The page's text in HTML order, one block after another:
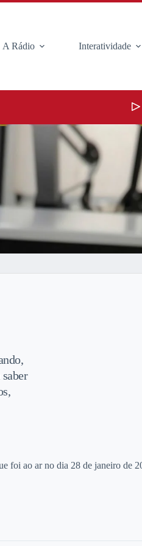
A Rádio Interatividade
foi ao ar no dia 28 de janeiro de